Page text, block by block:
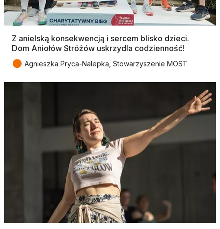
Z anielską konsekwencją i sercem blisko dzieci.
Dom Aniołów Stróżów uskrzydla codzienność!
● Agnieszka Pryca-Nalepka, Stowarzyszenie MOST